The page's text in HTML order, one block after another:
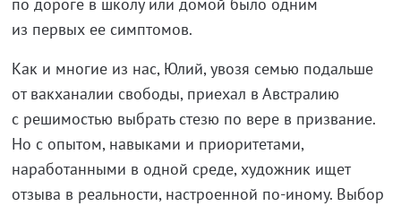
по дороге в школу или домой было одним
из первых ее симптомов.
Как и многие из нас, Юлий, увозя семью подальше
от вакханалии свободы, приехал в Австралию
с решимостью выбрать стезю по вере в призвание.
Но с опытом, навыками и приоритетами,
наработанными в одной среде, художник ищет
отзыва в реальности, настроенной по-иному. Выбор